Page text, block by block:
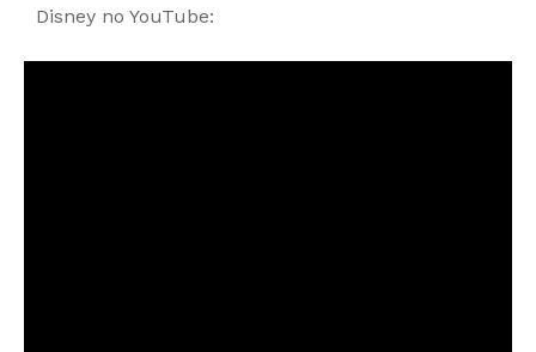
Disney no YouTube: